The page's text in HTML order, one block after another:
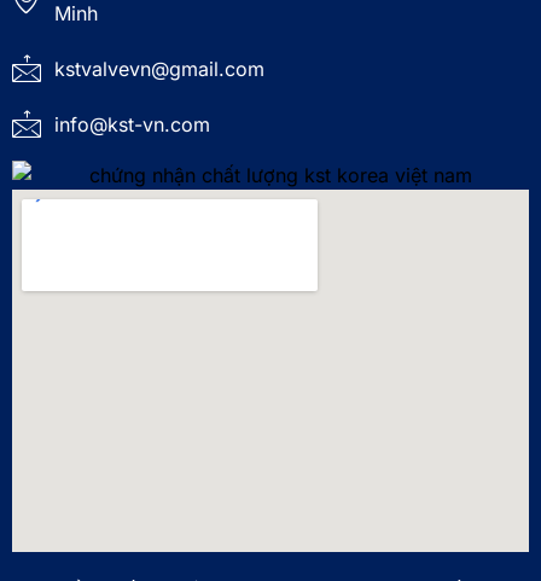
Minh
kstvalvevn@gmail.com
info@kst-vn.com